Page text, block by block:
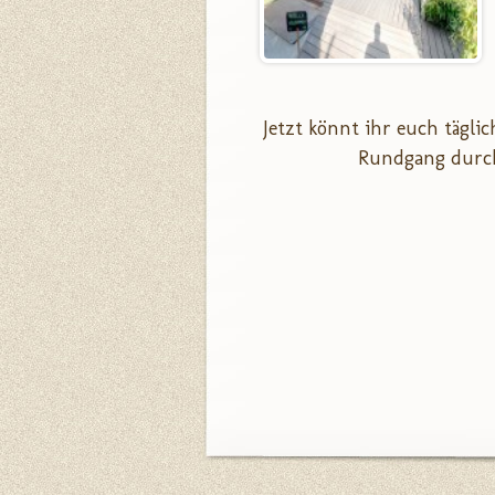
Jetzt könnt ihr euch
Rundgang